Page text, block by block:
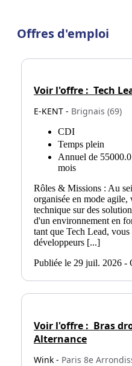
Offres d'emploi
Voir l'offre : Tech
E-KENT - Brignais (69)
CDI
Temps plein
Annuel de
mois
Rôles & Missions : Au
organisée en mode
technique sur des
d'un environnement en
tant que Tech Lead,
développeurs [...]
Publiée le 29 juil. 2026
Voir l'offre : Bras
Alternance
Wink - Paris 8e